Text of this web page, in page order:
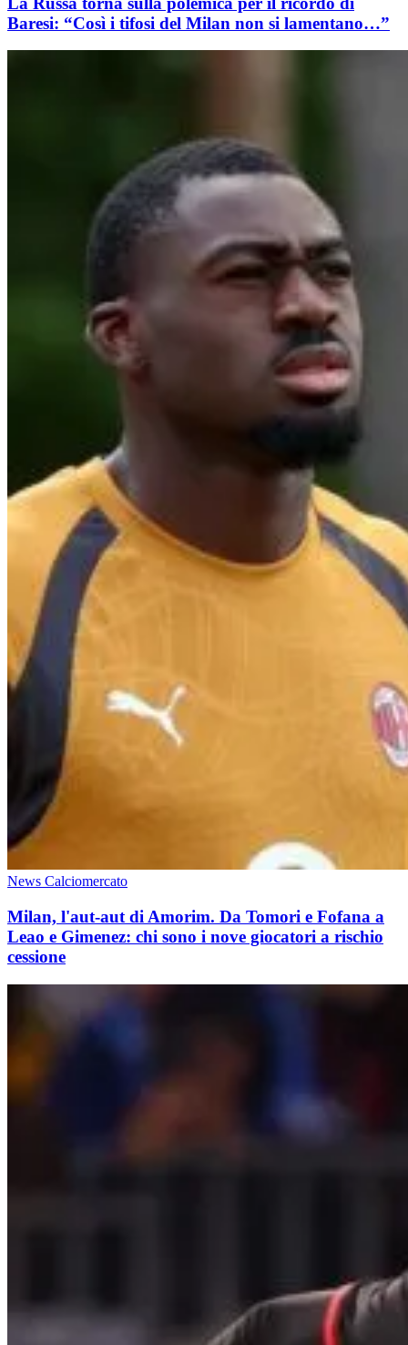
Baresi: “Così i tifosi del Milan non si lamentano…”
News Calciomercato
Milan, l'aut-aut di Amorim. Da Tomori e Fofana a
Leao e Gimenez: chi sono i nove giocatori a rischio
cessione